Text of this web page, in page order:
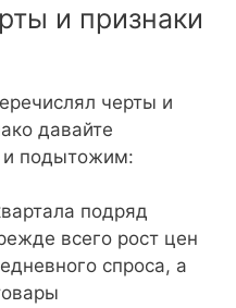
и признаки
черты и
давайте
и подытожим:
подряд
всего рост цен
спроса, а